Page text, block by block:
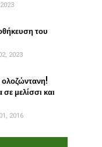
του
2023
ολοζώντανη!
μελίσσι και
2016